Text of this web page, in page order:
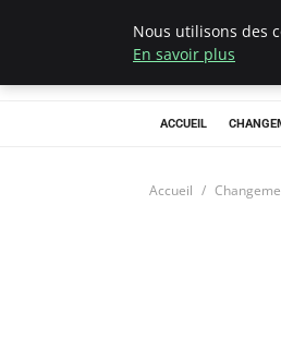
ACCUEIL
Accueil
Nous utilisons des
En savoir plus